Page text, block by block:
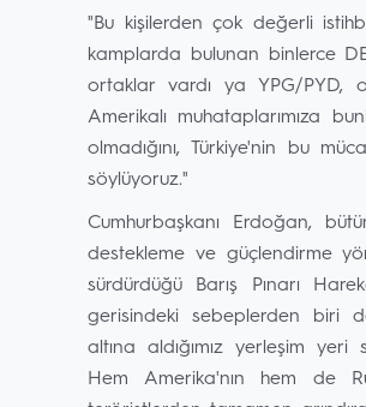
"Bu kişilerden çok değerli
kamplarda bulunan binlerce
ortaklar vardı ya YPG/PYD,
Amerikalı muhataplarımıza
olmadığını, Türkiye'nin bu
söylüyoruz."
Cumhurbaşkanı Erdoğan,
destekleme ve güçlendirme
sürdürdüğü Barış Pınarı
gerisindeki sebeplerden biri
altına aldığımız yerleşim
Hem Amerika'nın hem de